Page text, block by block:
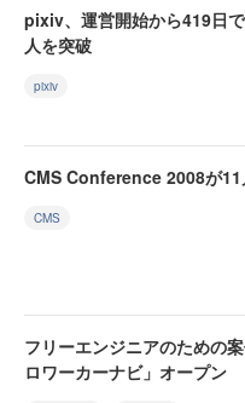
pixiv、運営開始から419日
人を突破
pixiv
CMS Conference 2008が11
CMS
フリーエンジニアのための
ロワーカーナビ」オープン